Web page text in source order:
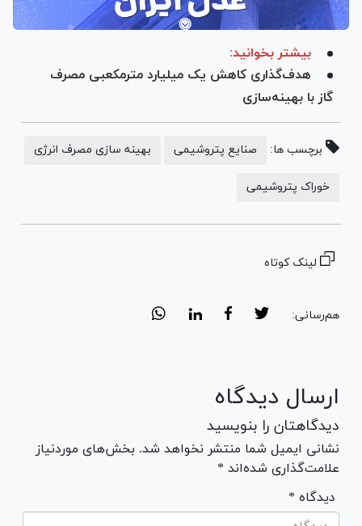
بیشتر بخوانید:
هدف‌گذاری کاهش یک میلیارد مترمکعبی مصرف
گاز با بهینه‌سازی
برچسب ها: صنایع پتروشیمی بهینه سازی مصرف انرژی
خوراک پتروشیمی
لینک کوتاه
هم‌رسانی:
ارسال دیدگاه
دیدگاهتان را بنویسید
نشانی ایمیل شما منتشر نخواهد شد. بخش‌های موردنیاز
علامت‌گذاری شده‌اند *
* دیدگاه